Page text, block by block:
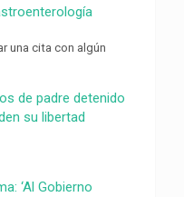
una cita con algún
de padre detenido
su libertad
‘Al Gobierno